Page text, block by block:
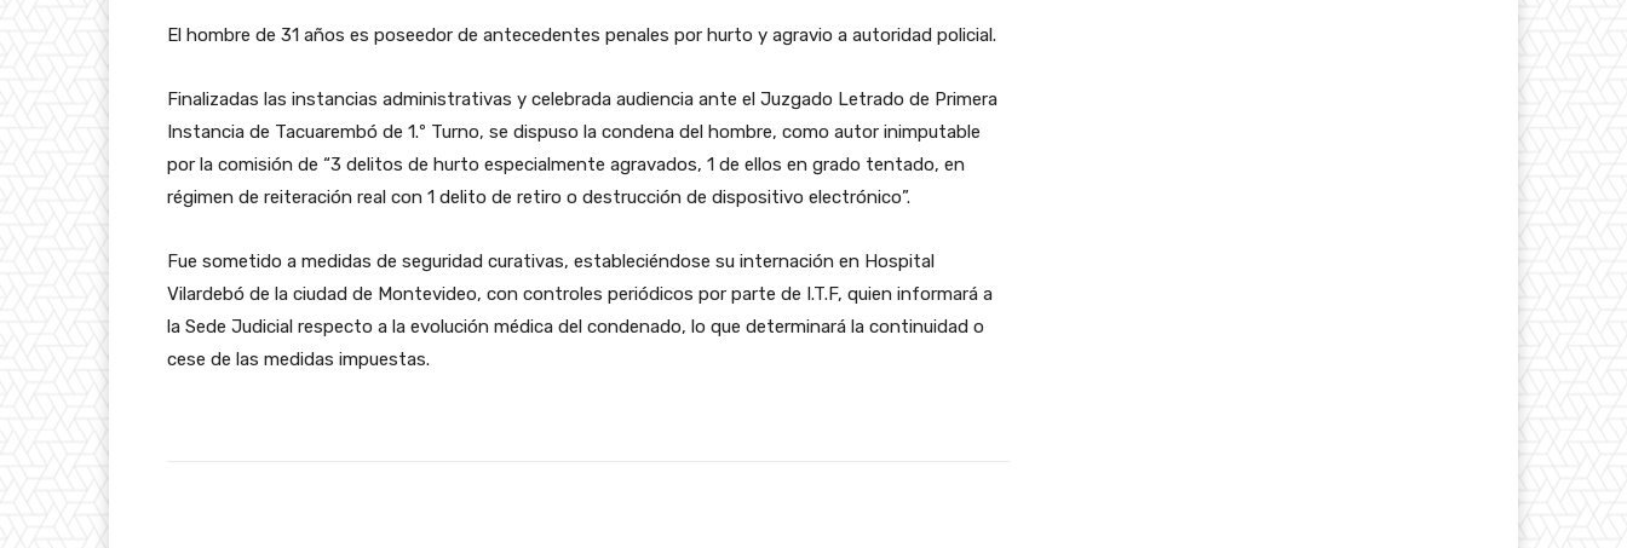
El hombre de 31 años es poseedor de antecedentes penales por hurto y agravio a autoridad policial.
Finalizadas las instancias administrativas y celebrada audiencia ante el Juzgado Letrado de Primera
Instancia de Tacuarembó de 1.º Turno, se dispuso la condena del hombre, como autor inimputable
por la comisión de “3 delitos de hurto especialmente agravados, 1 de ellos en grado tentado, en
régimen de reiteración real con 1 delito de retiro o destrucción de dispositivo electrónico”.
Fue sometido a medidas de seguridad curativas, estableciéndose su internación en Hospital
Vilardebó de la ciudad de Montevideo, con controles periódicos por parte de I.T.F, quien informará a
la Sede Judicial respecto a la evolución médica del condenado, lo que determinará la continuidad o
cese de las medidas impuestas.